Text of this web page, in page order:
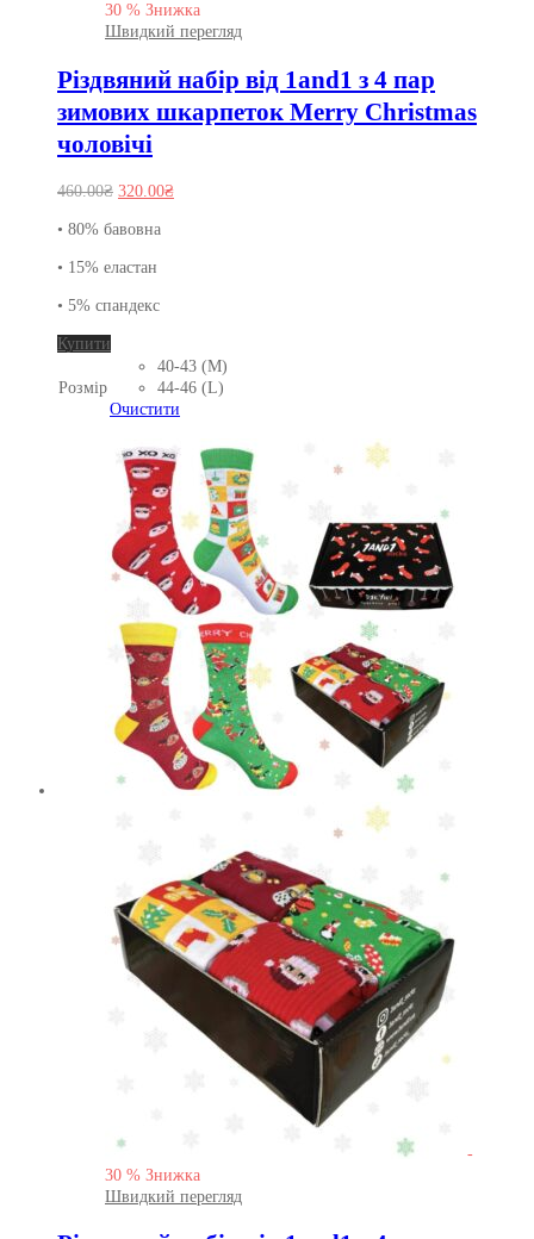
30 % Знижка
Швидкий перегляд
Різдвяний набір від 1and1 з 4 пар
зимових шкарпеток Merry Christmas
чоловічі
460.00₴ Оригінальна
460.00₴.
320.00₴Поточна
• 80% бавовна
• 15% еластан
• 5% спандекс
Купити
товар
кілька
Параметри
можна
вибрати
сторінці
товару
Розмір
40-43 (M)
44-46 (L)
Очистити
-
30 % Знижка
Швидкий перегляд